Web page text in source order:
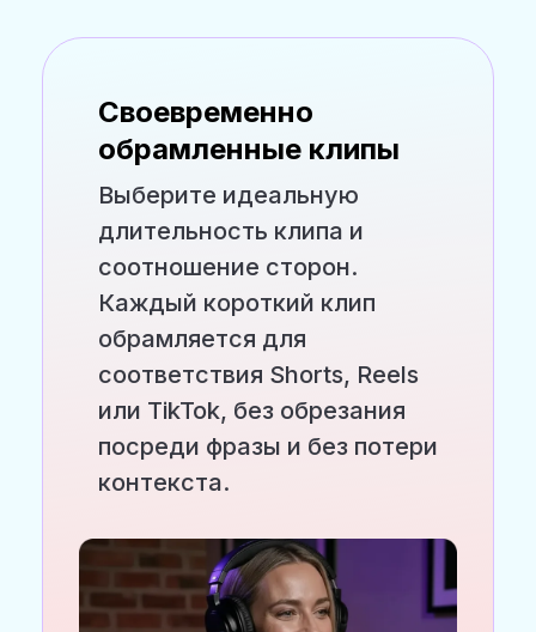
Своевременно
обрамленные клипы
Выберите идеальную
длительность клипа и
соотношение сторон.
Каждый короткий клип
обрамляется для
соответствия Shorts, Reels
или TikTok, без обрезания
посреди фразы и без потери
контекста.